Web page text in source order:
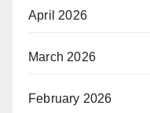
April 2026
March 2026
February 2026